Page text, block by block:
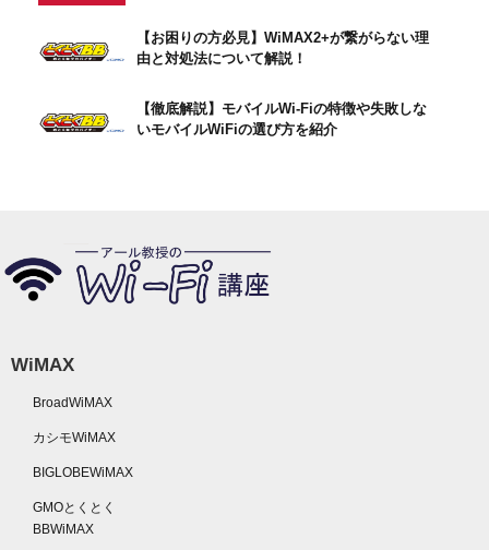
【お困りの方必見】WiMAX2+が繋がらない理
由と対処法について解説！
【徹底解説】モバイルWi-Fiの特徴や失敗しな
いモバイルWiFiの選び方を紹介
WiMAX
BroadWiMAX
カシモWiMAX
BIGLOBEWiMAX
GMOとくとく
BBWiMAX